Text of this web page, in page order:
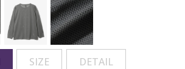
SIZE DETAIL